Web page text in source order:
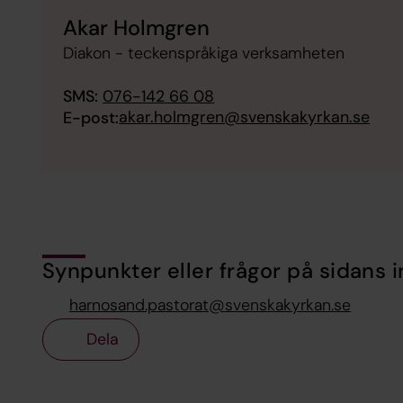
Akar Holmgren
Diakon - teckenspråkiga verksamheten
SMS: 076-142 66 08
E-post:akar.holmgren@svenskakyrkan.se
Synpunkter eller frågor på sidans
harnosand.pastorat@svenskakyrkan.se
Dela